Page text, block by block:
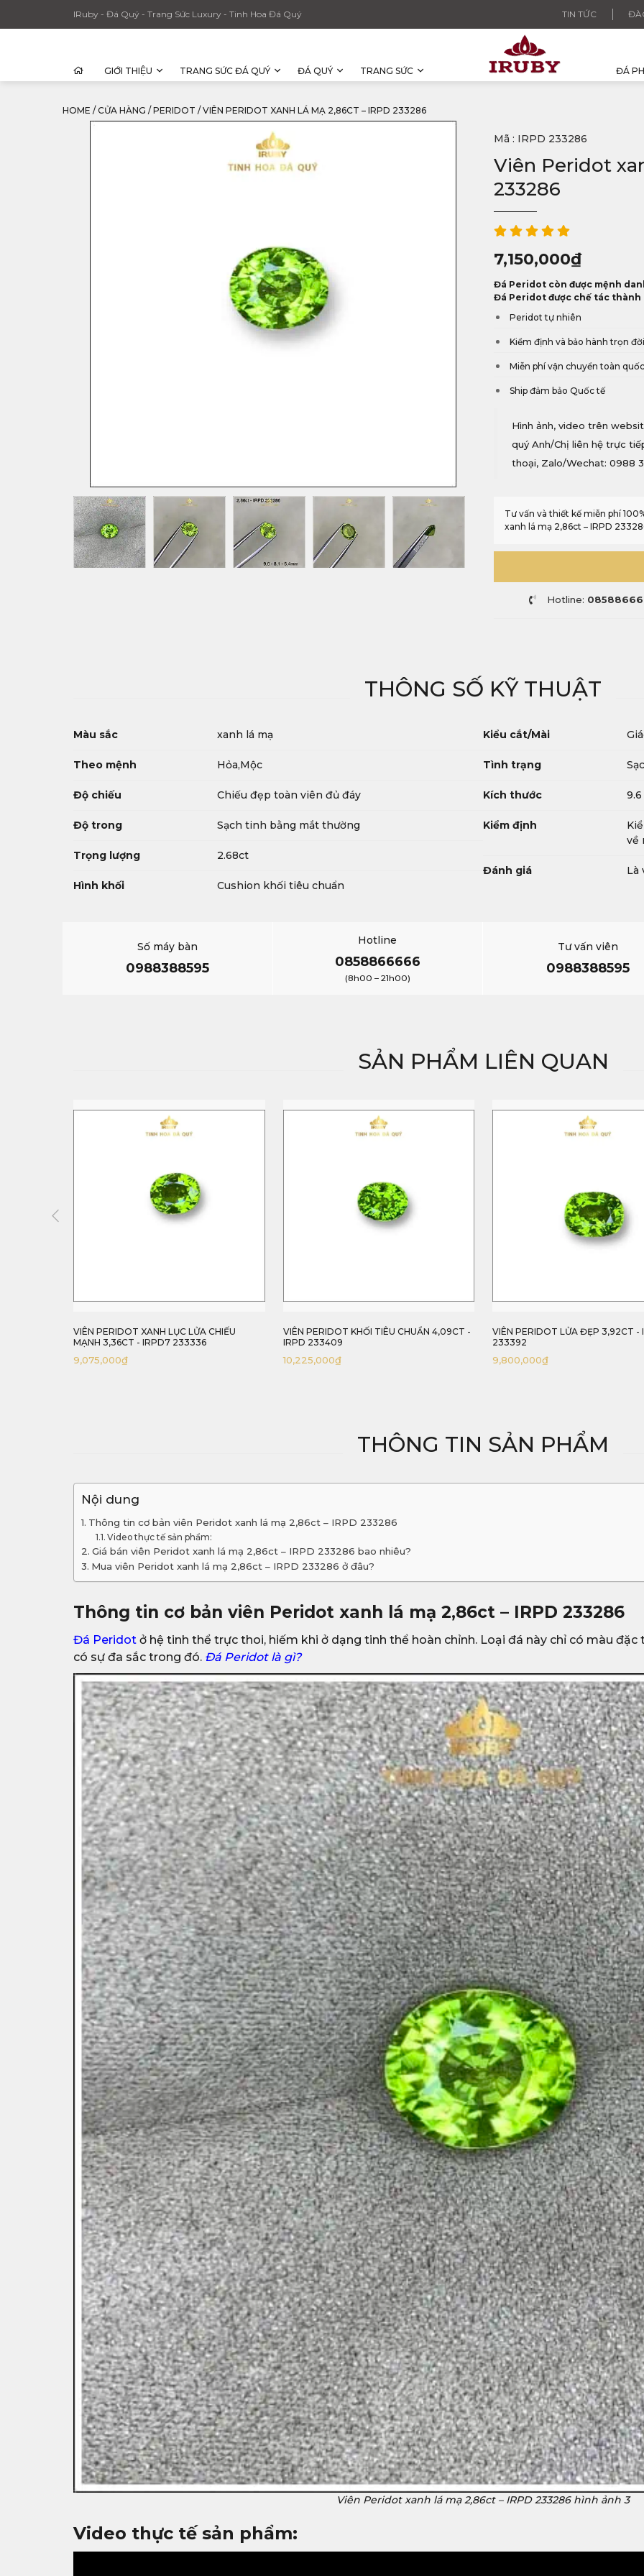
IRuby - Đá Quý - Trang Sức Luxury - Tinh Hoa Đá Quý TIN TỨC
GIỚI THIỆU TRANG SỨC ĐÁ QUÝ ĐÁ QUÝ TRANG SỨC ĐÁ
HOME / CỬA HÀNG / PERIDOT / VIÊN PERIDOT XANH LÁ MẠ 2,86CT – IRPD 233286
Mã : IRPD 233286
Viên Peridot
233286
7,150,000₫
Đá Peridot còn được mệnh
Đá Peridot được chế tác thành
Peridot tự nhiên
Kiểm định và bảo hành trọn đời
Miễn phí vận chuyển toàn quốc
Ship đảm bảo Quốc tế
Hình ảnh, video trên
quý Anh/Chị liên hệ trực
thoại, Zalo/Wechat: 0988
Tư vấn và thiết kế miễn phí
xanh lá mạ 2,86ct – IRPD
Hotline:
THÔNG SỐ KỸ THUẬT
Màu sắc xanh lá mạ
Theo mệnh Hỏa,Mộc
Độ chiếu Chiếu đẹp toàn viên đủ đáy
Độ trong Sạch tinh bằng mắt thường
Trọng lượng 2.68ct
Hình khối Cushion khối tiêu chuẩn
Kiểu cắt/Mài
Tình trạng
Kích thước 9.6
Kiểm định
về
Đánh giá Là
Số máy bàn
0988388595
Hotline
0858866666
(8h00 – 21h00)
Tư vấn viên
0988388595
SẢN PHẨM LIÊN QUAN
VIÊN PERIDOT KHỐI TIÊU CHUẨN 4,09CT -
IRPD 233409
10,225,000₫
VIÊN PERIDOT LỬA ĐẸP 3,92CT - IRPD10
233392
9,800,000₫
VIÊN PERIDOT LÀNH SẠCH
233373
9,325,000₫
THÔNG TIN SẢN PHẨM
Nội dung
Thông tin cơ bản viên Peridot xanh lá mạ 2,86ct – IRPD 233286
Video thực tế sản phẩm:
Giá bán viên Peridot xanh lá mạ 2,86ct – IRPD 233286 bao nhiêu?
Mua viên Peridot xanh lá mạ 2,86ct – IRPD 233286 ở đâu?
Thông tin cơ bản viên Peridot xanh lá mạ 2,86ct – IRPD 233286
Đá Peridot ở hệ tinh thể trực thoi, hiếm khi ở dạng tinh thể hoàn chỉnh. Loại đá này chỉ có màu
có sự đa sắc trong đó. Đá Peridot là gì?
Viên Peridot xanh lá mạ 2,86ct – IRPD 233286 hình ảnh 3
Video thực tế sản phẩm: